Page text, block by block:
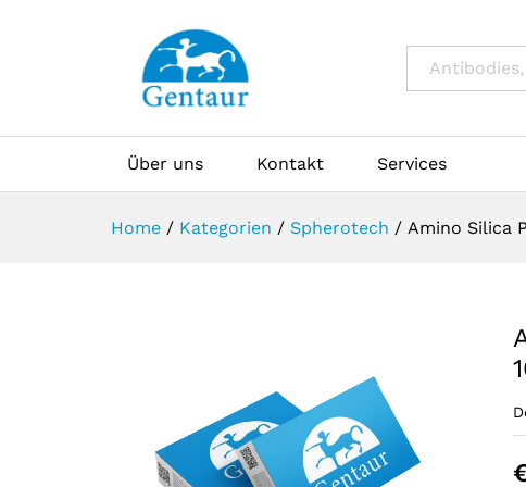
Über uns Kontakt Services
Home / Kategorien / Spherotech / Amino Silica